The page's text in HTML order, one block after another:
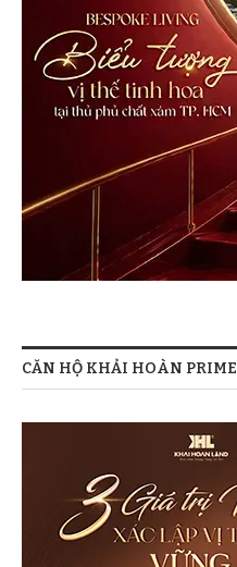
CĂN HỘ KHẢI HOÀN PRIME